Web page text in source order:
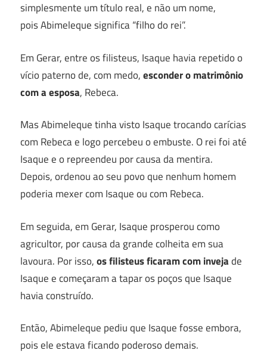
simplesmente um título real, e não um nome,
pois Abimeleque significa “filho do rei”.
Em Gerar, entre os filisteus, Isaque havia repetido o
vício paterno de, com medo,esconder o matrimônio
com a esposa, Rebeca.
Mas Abimeleque tinha visto Isaque trocando carícias
com Rebeca e logo percebeu o embuste. O rei foi até
Isaque e o repreendeu por causa da mentira.
Depois, ordenou ao seu povo que nenhum homem
poderia mexer com Isaque ou com Rebeca.
Em seguida, em Gerar, Isaque prosperou como
agricultor, por causa da grande colheita em sua
lavoura. Por isso,os filisteus ficaram com invejade
Isaque e começaram a tapar os poços que Isaque
havia construído.
Então, Abimeleque pediu que Isaque fosse embora,
pois ele estava ficando poderoso demais.